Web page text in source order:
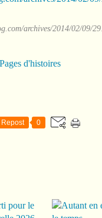
archives/2014/02/09/
Pages d'histoires
Repost 0